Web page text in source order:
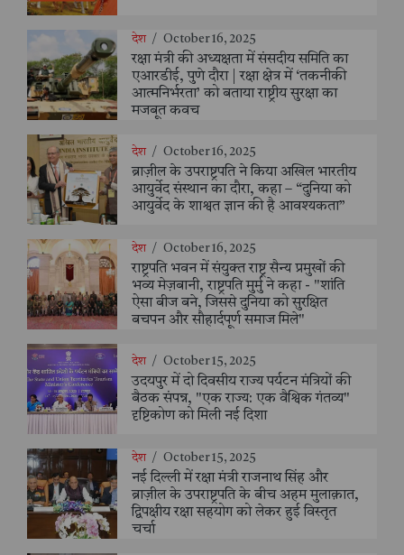
देश / October 16, 2025
रक्षा मंत्री की अध्यक्षता में संसदीय समिति का
एआरडीई, पुणे दौरा | रक्षा क्षेत्र में ‘तकनीकी
आत्मनिर्भरता’ को बताया राष्ट्रीय सुरक्षा का
मजबूत कवच
देश / October 16, 2025
ब्राज़ील के उपराष्ट्रपति ने किया अखिल भारतीय
आयुर्वेद संस्थान का दौरा, कहा – “दुनिया को
आयुर्वेद के शाश्वत ज्ञान की है आवश्यकता”
देश / October 16, 2025
राष्ट्रपति भवन में संयुक्त राष्ट्र सैन्य प्रमुखों की
भव्य मेज़बानी, राष्ट्रपति मुर्मु ने कहा - "शांति
ऐसा बीज बने, जिससे दुनिया को सुरक्षित
बचपन और सौहार्दपूर्ण समाज मिले"
देश / October 15, 2025
उदयपुर में दो दिवसीय राज्य पर्यटन मंत्रियों की
बैठक संपन्न, "एक राज्य: एक वैश्विक गंतव्य"
दृष्टिकोण को मिली नई दिशा
देश / October 15, 2025
नई दिल्ली में रक्षा मंत्री राजनाथ सिंह और
ब्राज़ील के उपराष्ट्रपति के बीच अहम मुलाक़ात,
द्विपक्षीय रक्षा सहयोग को लेकर हुई विस्तृत
चर्चा